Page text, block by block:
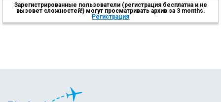
Зарегистрированные пользователи (регистрация бесплатна и не
вызовет сложностей!) могут просматривать архив за 3 months.
Регистрация